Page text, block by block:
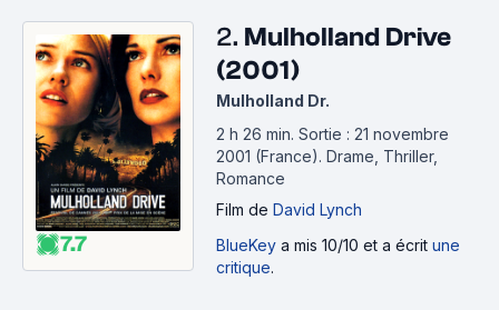
7.7
2. Mulholland Drive
(2001)
Mulholland Dr.
2 h 26 min. Sortie : 21 novembre
2001 (France). Drame, Thriller,
Romance
Film de David Lynch
BlueKey a mis 10/10 et a écrit une
critique.